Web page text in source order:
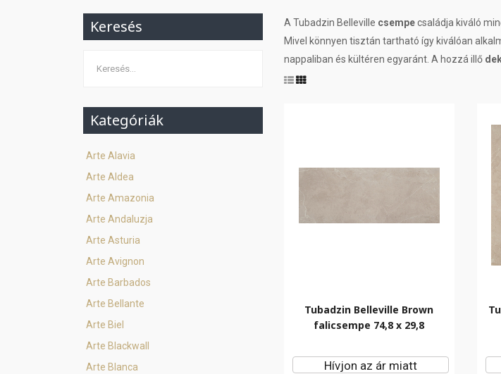
A Tubadzin Belleville csempecsaládja kiváló
Mivel könnyen tisztán tartható így kiválóan
nappaliban és kültéren egyaránt. A hozzá illő
Tubadzin Belleville Brown
falicsempe 74,8 x 29,8
Hívjon az ár miatt
Keresés
Kategóriák
Arte Alavia
Arte Aldea
Arte Amazonia
Arte Andaluzja
Arte Asturia
Arte Avignon
Arte Barbados
Arte Bellante
Arte Biel
Arte Blackwall
Arte Blanca